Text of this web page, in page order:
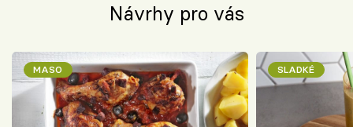
Návrhy pro vás
MASO SLADKÉ